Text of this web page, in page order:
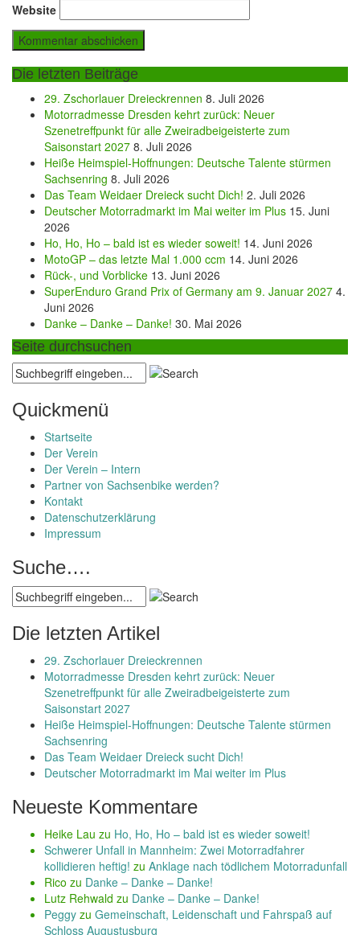
Website
Die letzten Beiträge
29. Zschorlauer Dreieckrennen 8. Juli 2026
Motorradmesse Dresden kehrt zurück: Neuer
Szenetreffpunkt für alle Zweiradbeigeisterte zum
Saisonstart 2027 8. Juli 2026
Heiße Heimspiel-Hoffnungen: Deutsche Talente stürmen
Sachsenring 8. Juli 2026
Das Team Weidaer Dreieck sucht Dich! 2. Juli 2026
Deutscher Motorradmarkt im Mai weiter im Plus 15. Juni
2026
Ho, Ho, Ho – bald ist es wieder soweit! 14. Juni 2026
MotoGP – das letzte Mal 1.000 ccm 14. Juni 2026
Rück-, und Vorblicke 13. Juni 2026
SuperEnduro Grand Prix of Germany am 9. Januar 2027 4.
Juni 2026
Danke – Danke – Danke! 30. Mai 2026
Seite durchsuchen
Quickmenü
Startseite
Der Verein
Der Verein – Intern
Partner von Sachsenbike werden?
Kontakt
Datenschutzerklärung
Impressum
Suche….
Die letzten Artikel
29. Zschorlauer Dreieckrennen
Motorradmesse Dresden kehrt zurück: Neuer
Szenetreffpunkt für alle Zweiradbeigeisterte zum
Saisonstart 2027
Heiße Heimspiel-Hoffnungen: Deutsche Talente stürmen
Sachsenring
Das Team Weidaer Dreieck sucht Dich!
Deutscher Motorradmarkt im Mai weiter im Plus
Neueste Kommentare
Heike Lau zu Ho, Ho, Ho – bald ist es wieder soweit!
Schwerer Unfall in Mannheim: Zwei Motorradfahrer
kollidieren heftig! zu Anklage nach tödlichem Motorradunfall
Rico zu Danke – Danke – Danke!
Lutz Rehwald zu Danke – Danke – Danke!
Peggy zu Gemeinschaft, Leidenschaft und Fahrspaß auf
Schloss Augustusburg